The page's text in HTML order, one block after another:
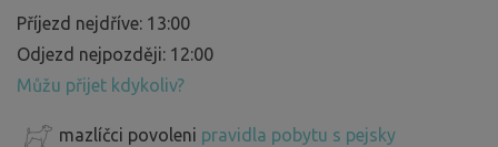
Příjezd nejdříve: 13:00
Odjezd nejpozději: 12:00
Můžu přijet kdykoliv?
mazlíčci povoleni pravidla pobytu s pejsky